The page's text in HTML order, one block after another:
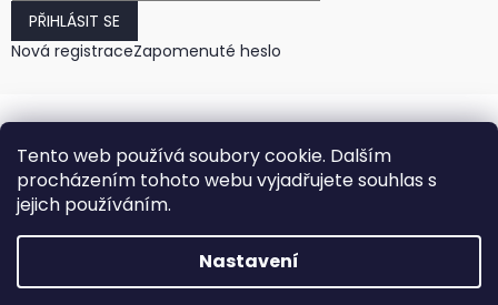
Tento web používá soubory cookie. Dalším
procházením tohoto webu vyjadřujete souhlas s
jejich používáním.
Nastavení
PŘIHLÁSIT SE
Nová registraceZapomenuté heslo